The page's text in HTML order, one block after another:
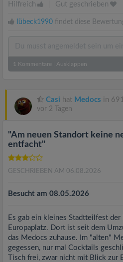
Hilfreich Gut geschrieben
lübeck1990 findet diese
1 Kommentare Ausklappen
Casi hat Medocs in
vor 2 Tagen
"Am neuen Standort keine
entfacht"
GESCHRIEBEN AM 06.08.2026
Besucht am 08.05.2026
Es gab ein kleines Stadtteilfest der
Europaplatz. Dort ist seit dem
das Medocs zuhause. Im "alten"
gegessen, nur mal Cocktails
Tisch frei, zwar nicht mit Blick zur